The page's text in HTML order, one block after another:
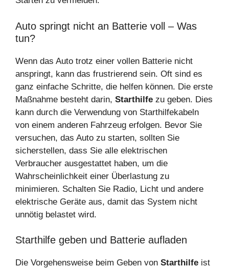
Auto springt nicht an Batterie voll – Was
tun?
Wenn das Auto trotz einer vollen Batterie nicht
anspringt, kann das frustrierend sein. Oft sind es
ganz einfache Schritte, die helfen können. Die erste
Maßnahme besteht darin, Starthilfe zu geben. Dies
kann durch die Verwendung von Starthilfekabeln
von einem anderen Fahrzeug erfolgen. Bevor Sie
versuchen, das Auto zu starten, sollten Sie
sicherstellen, dass Sie alle elektrischen
Verbraucher ausgestattet haben, um die
Wahrscheinlichkeit einer Überlastung zu
minimieren. Schalten Sie Radio, Licht und andere
elektrische Geräte aus, damit das System nicht
unnötig belastet wird.
Starthilfe geben und Batterie aufladen
Die Vorgehensweise beim Geben von Starthilfe ist